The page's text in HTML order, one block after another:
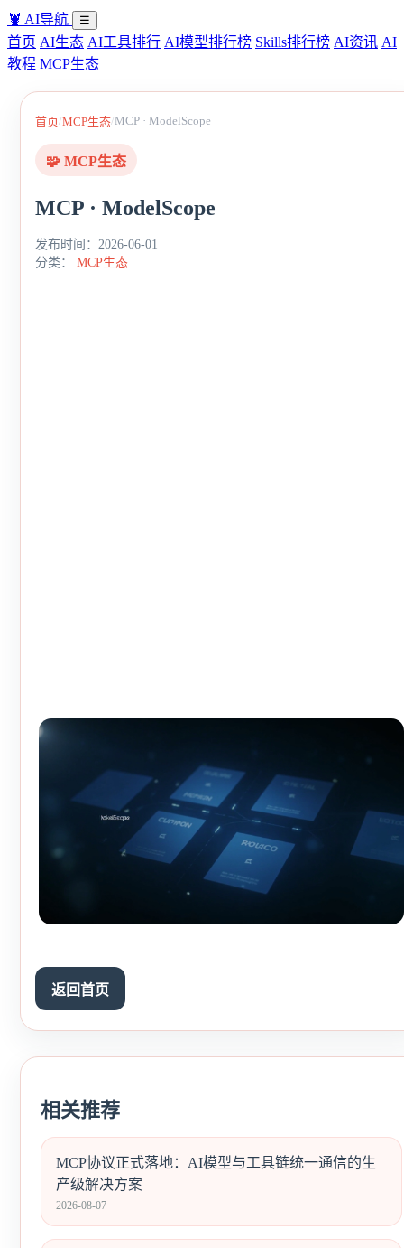
🦞 AI导航 ☰
首页 AI生态 AI工具排行 AI模型排行榜 Skills排行榜 AI资讯 AI
教程 MCP生态
首页/MCP生态/MCP · ModelScope
🧩 MCP生态
MCP · ModelScope
发布时间：2026-06-01
分类： MCP生态
返回首页
相关推荐
MCP协议正式落地：AI模型与工具链统一通信的生
产级解决方案
2026-08-07